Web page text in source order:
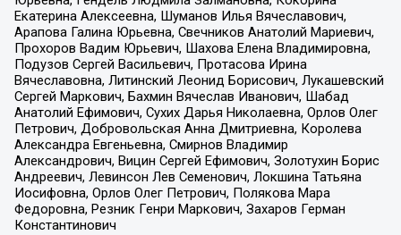
Екатерина Алексеевна, Шуманов Илья Вячеславович,
Арапова Галина Юрьевна, Свечников Анатолий Мариевич,
Прохоров Вадим Юрьевич, Шахова Елена Владимировна,
Подузов Сергей Васильевич, Протасова Ирина
Вячеславовна, Литинский Леонид Борисович, Лукашевский
Сергей Маркович, Бахмин Вячеслав Иванович, Шабад
Анатолий Ефимович, Сухих Дарья Николаевна, Орлов Олег
Петрович, Добровольская Анна Дмитриевна, Королева
Александра Евгеньевна, Смирнов Владимир
Александрович, Вицин Сергей Ефимович, Золотухин Борис
Андреевич, Левинсон Лев Семенович, Локшина Татьяна
Иосифовна, Орлов Олег Петрович, Полякова Мара
Федоровна, Резник Генри Маркович, Захаров Герман
Константинович